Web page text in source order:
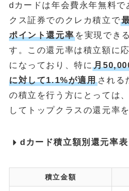
dカードは年会費永年無料で
クス証券でのクレカ積立で
ポイント還元率を実現でき
す。この還元率は積立額に
になっており、特に月
に対して1.1%が適用される
の積立を行う方にとっては
してトップクラスの還元率
dカード積立額別還元率表
積立金額